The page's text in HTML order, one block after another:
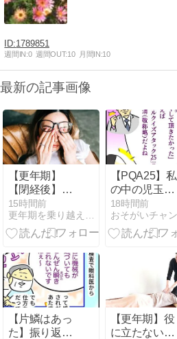
1789851
週間IN:0 週間OUT:10 月間IN:10
最新の記事画像
【更年期】
【閉経後】風
邪をひきやす
くなった私〜
免疫力の低下
めた体づく
り〜
15時間前
更年期を乗り越えて自分らしく生きる【大人女子の駆け込み寺】
【PQA25】私
の中の児玉清
【ARGT339】
18時間前
【片鱗はあっ
た】振り返れ
【更年期】役
に立たない